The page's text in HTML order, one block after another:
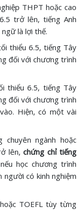
THPT hoặc cao
trở lên, tiếng Anh
là lợi thế.
thiểu 6.5, tiếng Tây
đối với chương trình
thiểu 6.5, tiếng Tây
đối với chương trình
Hiện, có một vài
ngành hoặc
lên, chứng chỉ tiếng
học chương trình
người có kinh nghiệm
TOEFL tùy từng